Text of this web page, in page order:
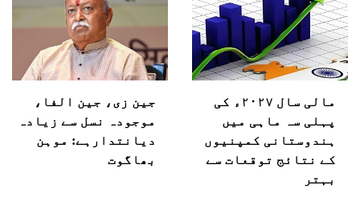
مالی سال ۲۰۲۷ء کی
پہلی سہ ماہی میں
ہندوستانی کمپنیوں
کے نتائج توقعات سے
بہتر
جین زی، جین الفا،
موجودہ نسل سے زیادہ
دیانتدارہے: موہن
بھاگوت